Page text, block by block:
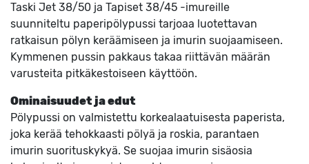
Taski Jet 38/50 ja Tapiset 38/45 -imureille
suunniteltu paperipölypussi tarjoaa luotettavan
ratkaisun pölyn keräämiseen ja imurin suojaamiseen.
Kymmenen pussin pakkaus takaa riittävän määrän
varusteita pitkäkestoiseen käyttöön.
Ominaisuudet ja edut
Pölypussi on valmistettu korkealaatuisesta paperista,
joka kerää tehokkaasti pölyä ja roskia, parantaen
imurin suorituskykyä. Se suojaa imurin sisäosia